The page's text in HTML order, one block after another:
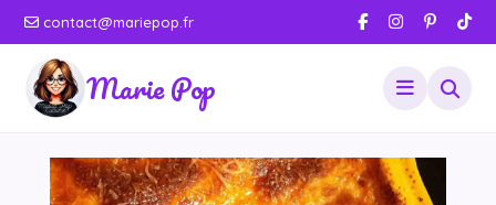
contact@mariepop.fr
Marie Pop